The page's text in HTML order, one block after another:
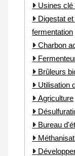
Usines clé
Digestat
fermentation
Charbon
Brûleurs
Utilisation
Agriculture
Bureau